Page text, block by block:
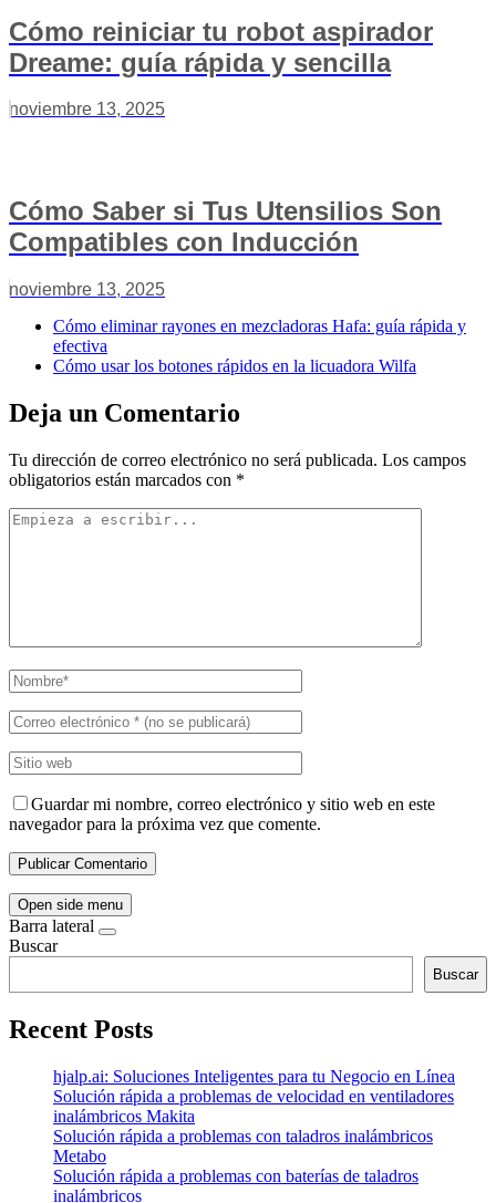
Cómo reiniciar tu robot aspirador
Dreame: guía rápida y sencilla
noviembre 13, 2025
Cómo Saber si Tus Utensilios Son
Compatibles con Inducción
noviembre 13, 2025
Cómo eliminar rayones en mezcladoras Hafa: guía rápida y
efectiva
Cómo usar los botones rápidos en la licuadora Wilfa
Deja un Comentario
Tu dirección de correo electrónico no será publicada. Los campos
obligatorios están marcados con *
Guardar mi nombre, correo electrónico y sitio web en este
navegador para la próxima vez que comente.
Open side menu
Barra lateral
Buscar
Buscar
Recent Posts
hjalp.ai: Soluciones Inteligentes para tu Negocio en Línea
Solución rápida a problemas de velocidad en ventiladores
inalámbricos Makita
Solución rápida a problemas con taladros inalámbricos
Metabo
Solución rápida a problemas con baterías de taladros
inalámbricos